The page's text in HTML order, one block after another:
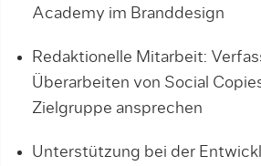
Academy im Branddesign
Redaktionelle Mitarbeit:
Überarbeiten von Social
Zielgruppe ansprechen
Unterstützung bei der